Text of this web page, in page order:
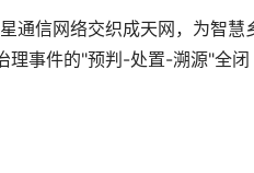
通信网络交织成天网，为智慧
理事件的"预判-处置-溯源"全闭